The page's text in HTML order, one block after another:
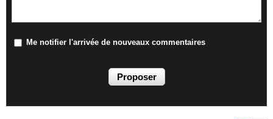
Me notifier l'arrivée de nouveaux commentaires